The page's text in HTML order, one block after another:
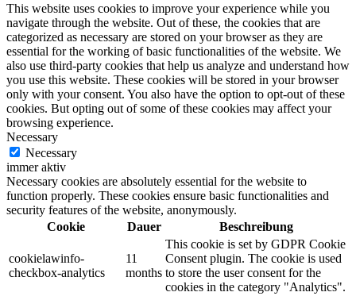
This website uses cookies to improve your experience while you
navigate through the website. Out of these, the cookies that are
categorized as necessary are stored on your browser as they are
essential for the working of basic functionalities of the website. We
also use third-party cookies that help us analyze and understand how
you use this website. These cookies will be stored in your browser
only with your consent. You also have the option to opt-out of these
cookies. But opting out of some of these cookies may affect your
browsing experience.
Necessary
Necessary
immer aktiv
Necessary cookies are absolutely essential for the website to
function properly. These cookies ensure basic functionalities and
security features of the website, anonymously.
Cookie
Dauer Beschreibung
cookielawinfo-
checkbox-analytics
11
months
This cookie is set by GDPR Cookie
Consent plugin. The cookie is used
to store the user consent for the
cookies in the category "Analytics".